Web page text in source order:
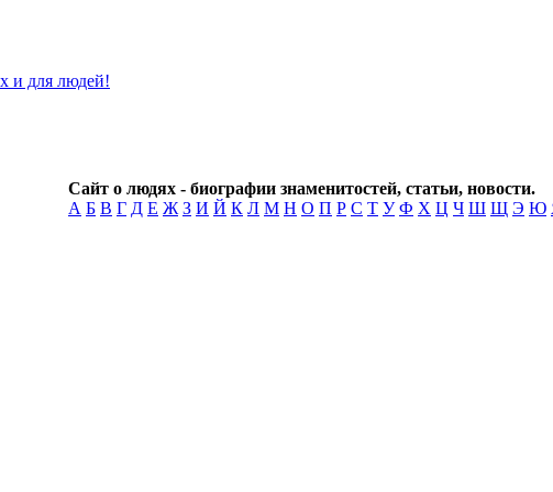
Сайт о людях - биографии знаменитостей, статьи, новости.
А Б В Г Д Е Ж З И Й К Л М Н О П Р С Т У Ф Х Ц Ч Ш Щ Э Ю